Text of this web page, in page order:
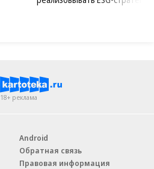
18+ реклама
Android
Обратная связь
Правовая информация